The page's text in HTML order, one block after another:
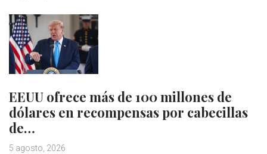
EEUU ofrece más de 100 millones de
dólares en recompensas por cabecillas
de…
5 agosto, 2026